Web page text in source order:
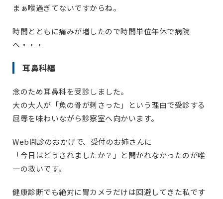
まぁ喉過ぎてないですからね。
時間とともに痛みが増したので時間単位年休で病院
へ・・・
耳鼻科編
念のため耳鼻科を受診しました。
大の大人が「魚の骨が刺さった」という理由で受診する
屈辱を味わいながら診察室へ向かいます。
Web問診のおかげで、受付のお姉さんに
「今日はどうされましたか？」と聞かれなかったのが唯
一の救いです。
健康診断でも絶対に胃カメラだけは回避してきた私です